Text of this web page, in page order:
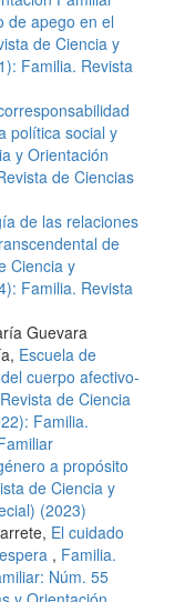
de apego en el
de Ciencia y
Familia. Revista
política social y
y Orientación
de Ciencias
de las relaciones
de
Ciencia y
Familia. Revista
Guevara
Escuela de
cuerpo afectivo-
de Ciencia
Familia.
a propósito
de Ciencia y
(2023)
El cuidado
, Familia.
Núm. 55